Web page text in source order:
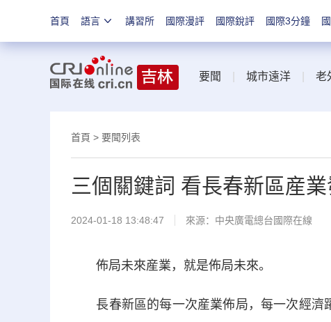
首頁 語言 講習所 國際漫評 國際銳評 國際3分鐘
要聞 城市遠洋 老
首頁 > 要聞列表
三個關鍵詞 看長春新區産
2024-01-18 13:48:47 來源：中央廣電總台國際在線
佈局未來産業，就是佈局未來。
長春新區的每一次産業佈局，每一次經濟